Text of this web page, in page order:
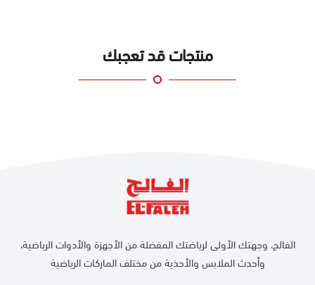
منتجات قد تعجبك
الفالح، وجهتك الأولى لرياضتك المفضلة من الأجهزة والأدوات الرياضية،
وأحدث الملابس والأحذية من مختلف الماركات الرياضية